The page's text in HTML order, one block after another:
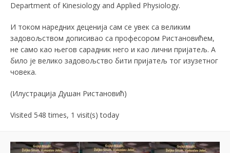
Department of Kinesiology and Applied Physiology.
И током наредних деценија сам се увек са великим
задовољством дописивао са професором Ристановићем,
не само као његов сарадник него и као лични пријатељ. А
било је велико задовољство бити пријатељ тог изузетног
човека.
(Илустрација Душан Ристановић)
Visited 548 times, 1 visit(s) today